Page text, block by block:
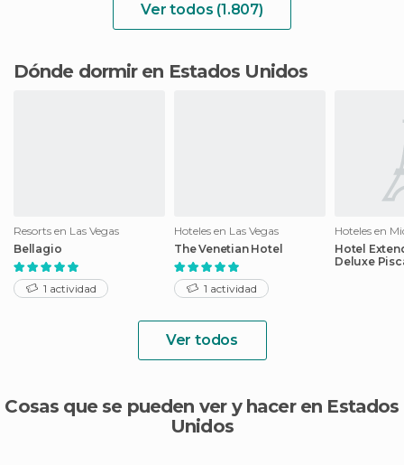
Ver todos (1.807)
Dónde dormir en Estados Unidos
Resorts en Las Vegas
Bellagio
1 actividad
Hoteles en Las Vegas
The Venetian Hotel
1 actividad
Hoteles en
Hotel
Deluxe
Ver todos
Cosas que se pueden ver y hacer en Estados
Unidos